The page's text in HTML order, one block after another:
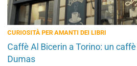
CURIOSITÀ PER AMANTI DEI LIBRI
Caffè Al Bicerin a Torino: un
Dumas